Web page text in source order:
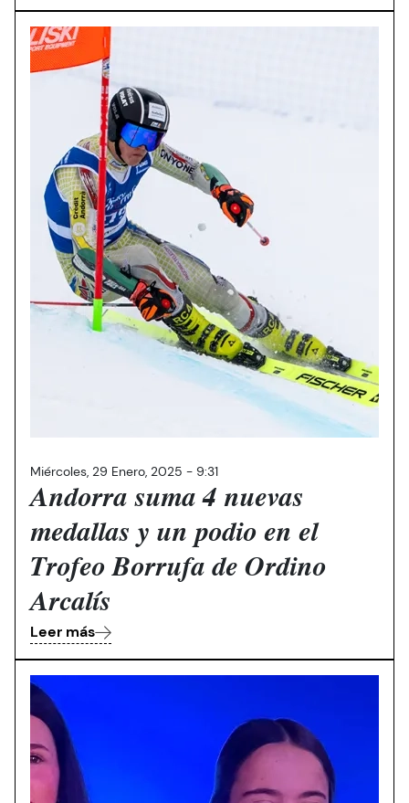
Miércoles, 29 Enero, 2025 - 9:31
Andorra suma 4 nuevas
medallas y un podio en el
Trofeo Borrufa de Ordino
Arcalís
Leer más